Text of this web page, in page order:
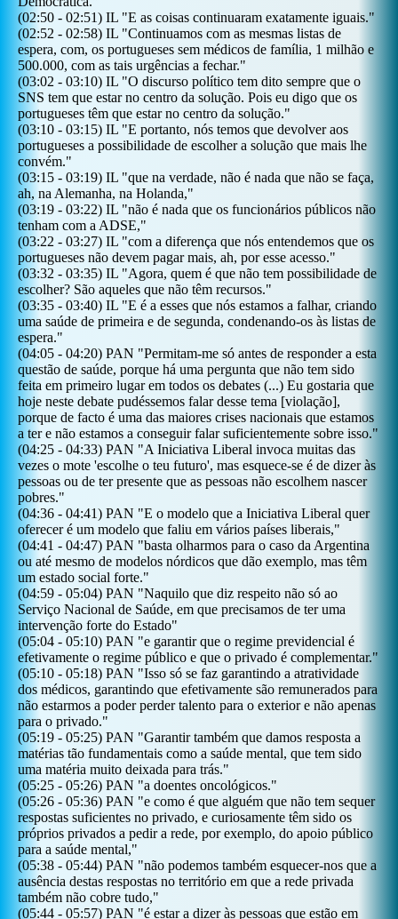
(02:50 - 02:51) IL "E as coisas continuaram exatamente iguais."
(02:52 - 02:58) IL "Continuamos com as mesmas listas de
espera, com, os portugueses sem médicos de família, 1 milhão e
500.000, com as tais urgências a fechar."
(03:02 - 03:10) IL "O discurso político tem dito sempre que o
SNS tem que estar no centro da solução. Pois eu digo que os
portugueses têm que estar no centro da solução."
(03:10 - 03:15) IL "E portanto, nós temos que devolver aos
portugueses a possibilidade de escolher a solução que mais lhe
convém."
(03:15 - 03:19) IL "que na verdade, não é nada que não se faça,
ah, na Alemanha, na Holanda,"
(03:19 - 03:22) IL "não é nada que os funcionários públicos não
tenham com a ADSE,"
(03:22 - 03:27) IL "com a diferença que nós entendemos que os
portugueses não devem pagar mais, ah, por esse acesso."
(03:32 - 03:35) IL "Agora, quem é que não tem possibilidade de
escolher? São aqueles que não têm recursos."
(03:35 - 03:40) IL "E é a esses que nós estamos a falhar, criando
uma saúde de primeira e de segunda, condenando-os às listas de
espera."
(04:05 - 04:20) PAN "Permitam-me só antes de responder a esta
questão de saúde, porque há uma pergunta que não tem sido
feita em primeiro lugar em todos os debates (...) Eu gostaria que
hoje neste debate pudéssemos falar desse tema [violação],
porque de facto é uma das maiores crises nacionais que estamos
a ter e não estamos a conseguir falar suficientemente sobre isso."
(04:25 - 04:33) PAN "A Iniciativa Liberal invoca muitas das
vezes o mote 'escolhe o teu futuro', mas esquece-se é de dizer às
pessoas ou de ter presente que as pessoas não escolhem nascer
pobres."
(04:36 - 04:41) PAN "E o modelo que a Iniciativa Liberal quer
oferecer é um modelo que faliu em vários países liberais,"
(04:41 - 04:47) PAN "basta olharmos para o caso da Argentina
ou até mesmo de modelos nórdicos que dão exemplo, mas têm
um estado social forte."
(04:59 - 05:04) PAN "Naquilo que diz respeito não só ao
Serviço Nacional de Saúde, em que precisamos de ter uma
intervenção forte do Estado"
(05:04 - 05:10) PAN "e garantir que o regime previdencial é
efetivamente o regime público e que o privado é complementar."
(05:10 - 05:18) PAN "Isso só se faz garantindo a atratividade
dos médicos, garantindo que efetivamente são remunerados para
não estarmos a poder perder talento para o exterior e não apenas
para o privado."
(05:19 - 05:25) PAN "Garantir também que damos resposta a
matérias tão fundamentais como a saúde mental, que tem sido
uma matéria muito deixada para trás."
(05:25 - 05:26) PAN "a doentes oncológicos."
(05:26 - 05:36) PAN "e como é que alguém que não tem sequer
respostas suficientes no privado, e curiosamente têm sido os
próprios privados a pedir a rede, por exemplo, do apoio público
para a saúde mental,"
(05:38 - 05:44) PAN "não podemos também esquecer-nos que a
ausência destas respostas no território em que a rede privada
também não cobre tudo,"
(05:44 - 05:57) PAN "é estar a dizer às pessoas que estão em